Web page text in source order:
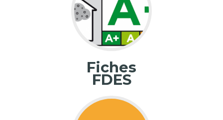
Fiches
FDES